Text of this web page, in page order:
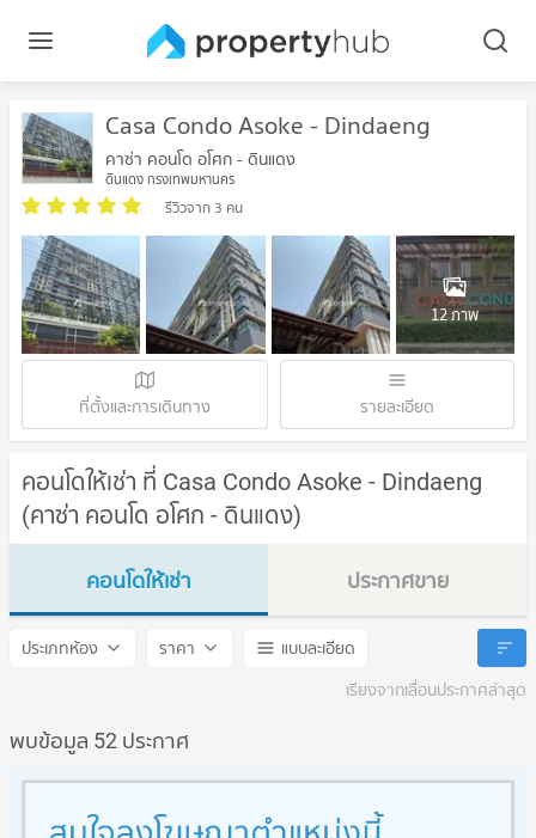
Casa Condo Asoke - Dindaeng
คาซ่า คอนโด อโศก - ดินแดง
ดินแดง กรุงเทพมหานคร
รีวิวจาก 3 คน
12 ภาพ
ที่ตั้งและการเดินทาง รายละเอียด
คอนโดให้เช่า ที่ Casa Condo Asoke - Dindaeng
(คาซ่า คอนโด อโศก - ดินแดง)
คอนโดให้เช่า
Casa Condo Asoke - Dindaeng
ประกาศขาย
Casa Condo Asoke -
ประเภทห้อง ราคา
แบบละเอียด
เรียงจากเลื่อนประกาศล่าสุด
พบข้อมูล 52 ประกาศ